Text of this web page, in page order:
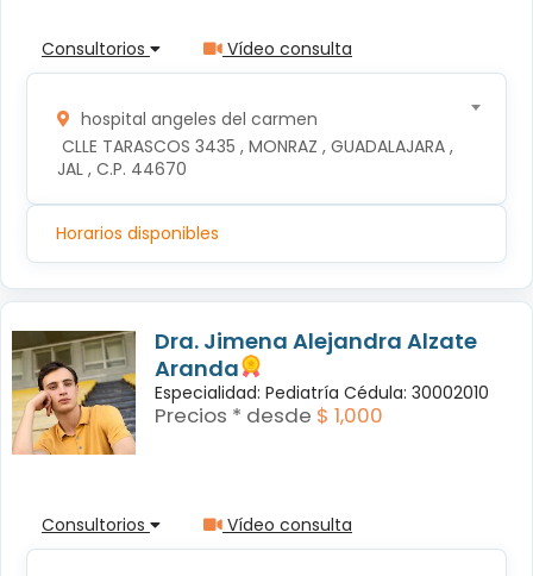
Consultorios Vídeo consulta
hospital angeles del carmen
JAL , C.P. 44670
Horarios disponibles
Dra. Jimena Alejandra Alzate
Aranda
Especialidad: Pediatría Cédula: 30002010
Precios * desde $ 1,000
Consultorios Vídeo consulta